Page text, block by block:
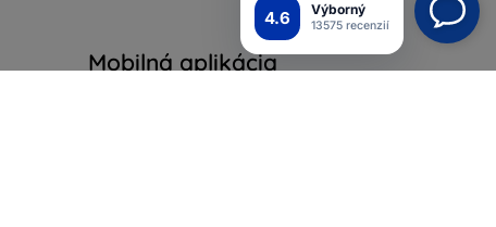
4.6 Výborný
13575 recenzií
Mobilná aplikácia